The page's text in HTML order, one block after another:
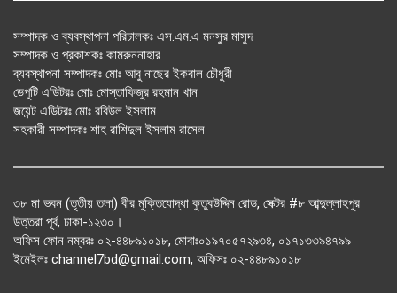
সম্পাদক ও ব্যবস্থাপনা পরিচালকঃ এস.এম.এ মনসুর মাসুদ
সম্পাদক ও প্রকাশকঃ কামরুননাহার
ব্যবস্থাপনা সম্পাদকঃ মোঃ আবু নাছের ইকবাল চৌধুরী
ডেপুটি এডিটরঃ মোঃ মোস্তাফিজুর রহমান খান
জয়েন্ট এডিটরঃ মোঃ রবিউল ইসলাম
সহকারী সম্পাদকঃ শাহ রাশিদুল ইসলাম রাসেল
৩৮ মা ভবন (তৃতীয় তলা) বীর মুক্তিযোদ্ধা কুতুবউদ্দিন রোড, সেক্টর #৮ আব্দুল্লাহপুর
উত্তরা পূর্ব, ঢাকা-১২৩০।
অফিস ফোন নম্বরঃ ০২-৪৪৮৯১০১৮, মোবাঃ০১৯৭০৫৭২৯৩৪, ০১৭১৩৩৯৪৭৯৯
ইমেইলঃ channel7bd@gmail.com, অফিসঃ ০২-৪৪৮৯১০১৮